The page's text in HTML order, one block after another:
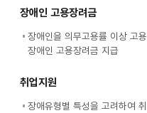
장애인 고용장려금
장애인을 의무고용률 이상 고
장애인 고용장려금 지급
취업지원
장애유형별 특성을 고려하여